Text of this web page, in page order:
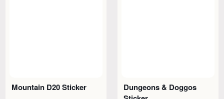
Mountain D20 Sticker
Dungeons & Doggos